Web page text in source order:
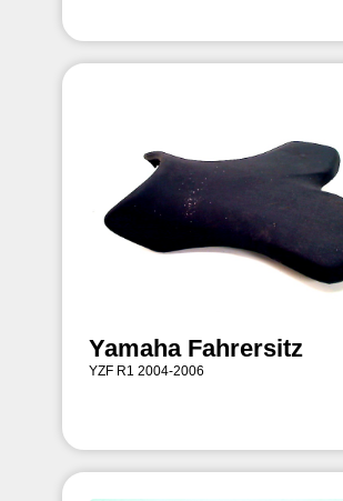
Yamaha Fahrersitz
YZF R1 2004-2006